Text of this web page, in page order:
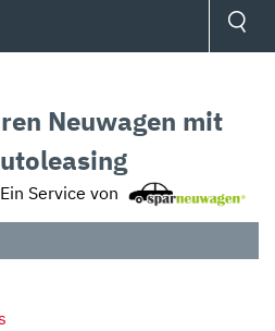
Neuwagen mit
Ein Service von